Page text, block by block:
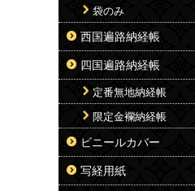
袋のみ
西国遍路納経帳
四国遍路納経帳
定番無地納経帳
限定金襴納経帳
ビニールカバー
写経用紙